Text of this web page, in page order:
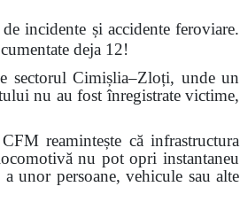
incidente și accidente feroviare.
deja 12!
sectorul Cimișlia–Zloți, unde un
nu au fost înregistrate victime,
reamintește că infrastructura
nu pot opri instantaneu
unor persoane, vehicule sau alte